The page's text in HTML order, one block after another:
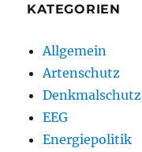
KATEGORIEN
Allgemein
Artenschutz
Denkmalschutz
EEG
Energiepolitik